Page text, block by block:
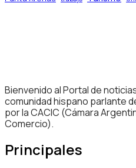
Bienvenido al Portal de
comunidad hispano parlante
por la CACIC (Cámara
Comercio).
Principales